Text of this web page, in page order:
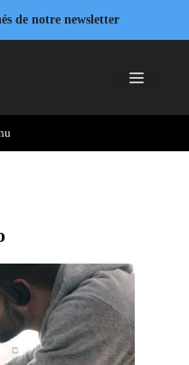
de notre newsletter
Menu